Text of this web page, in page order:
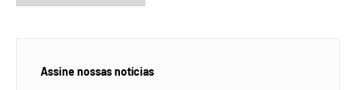
Assine nossas notícias